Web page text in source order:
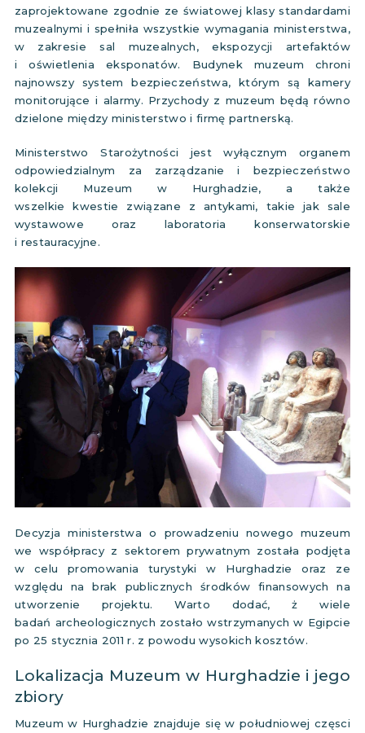
zaprojektowane zgodnie ze światowej klasy standardami
muzealnymi i spełniła wszystkie wymagania ministerstwa,
w zakresie sal muzealnych, ekspozycji artefaktów
i oświetlenia eksponatów. Budynek muzeum chroni
najnowszy system bezpieczeństwa, którym są kamery
monitorujące i alarmy. Przychody z muzeum będą równo
dzielone między ministerstwo i firmę partnerską.
Ministerstwo Starożytności jest wyłącznym organem
odpowiedzialnym za zarządzanie i bezpieczeństwo
kolekcji Muzeum w Hurghadzie, a także
wszelkie kwestie związane z antykami, takie jak sale
wystawowe oraz laboratoria konserwatorskie
i restauracyjne.
Decyzja ministerstwa o prowadzeniu nowego muzeum
we współpracy z sektorem prywatnym została podjęta
w celu promowania turystyki w Hurghadzie oraz ze
względu na brak publicznych środków finansowych na
utworzenie projektu. Warto dodać, ż wiele
badań archeologicznych zostało wstrzymanych w Egipcie
po 25 stycznia 2011 r. z powodu wysokich kosztów.
Lokalizacja Muzeum w Hurghadzie i jego
zbiory
Muzeum w Hurghadzie znajduje się w południowej częsci